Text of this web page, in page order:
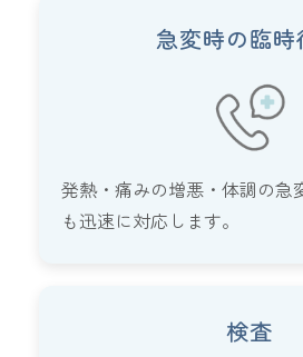
急変時の臨時
発熱・痛みの増悪・体調の急
も迅速に対応します。
検査